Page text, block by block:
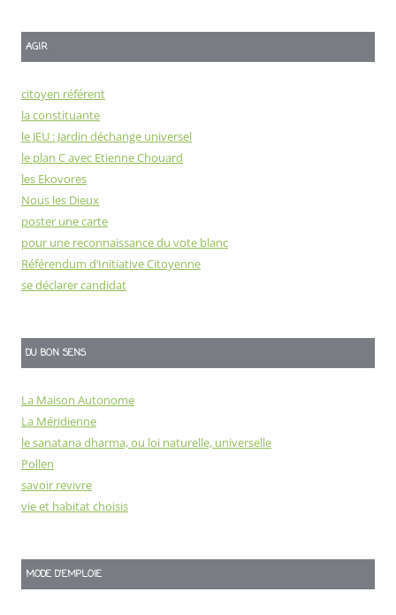
AGIR
citoyen référent
la constituante
le JEU : Jardin déchange universel
le plan C avec Etienne Chouard
les Ekovores
Nous les Dieux
poster une carte
pour une reconnaissance du vote blanc
Référendum d’Initiative Citoyenne
se déclarer candidat
DU BON SENS
La Maison Autonome
La Méridienne
le sanatana dharma, ou loi naturelle, universelle
Pollen
savoir revivre
vie et habitat choisis
MODE D'EMPLOIE